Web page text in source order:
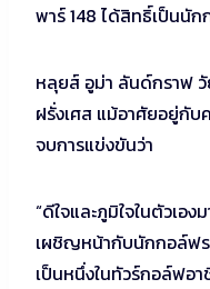
พาร์ 148 ได้สิทธิ์เป็นนั
หลุยส์ อูม่า ลันด์กราฟ
ฝรั่งเศส แม้อาศัยอยู่กับ
จบการแข่งขันว่า
“ดีใจและภูมิใจในตัวเอ
เผชิญหน้ากับนักกอล์ฟร
เป็นหนึ่งในทัวร์กอล์ฟอ